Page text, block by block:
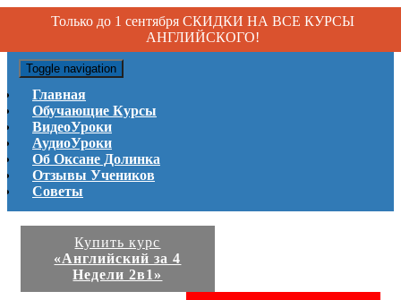
Только до 1 сентября СКИДКИ НА ВСЕ КУРСЫ
АНГЛИЙСКОГО!
Toggle navigation
Главная
Обучающие Курсы
ВидеоУроки
АудиоУроки
Об Оксане Долинка
Отзывы Учеников
Советы
Купить курс
«Английский за 4
Недели 2в1»